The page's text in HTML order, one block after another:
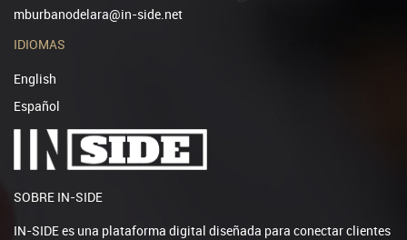
mburbanodelara@in-side.net
IDIOMAS
English
Español
SOBRE IN-SIDE
IN-SIDE es una plataforma digital diseñada para conectar clientes